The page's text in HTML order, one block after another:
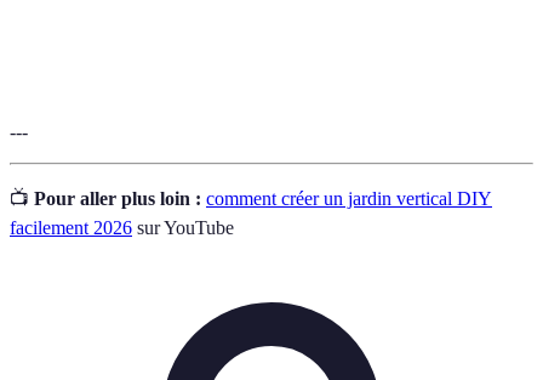
---
📺 Pour aller plus loin : comment créer un jardin vertical DIY
facilement 2026 sur YouTube